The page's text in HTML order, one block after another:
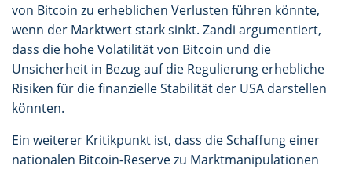
von Bitcoin zu erheblichen Verlusten führen könnte,
wenn der Marktwert stark sinkt. Zandi argumentiert,
dass die hohe Volatilität von Bitcoin und die
Unsicherheit in Bezug auf die Regulierung erhebliche
Risiken für die finanzielle Stabilität der USA darstellen
könnten.
Ein weiterer Kritikpunkt ist, dass die Schaffung einer
nationalen Bitcoin-Reserve zu Marktmanipulationen